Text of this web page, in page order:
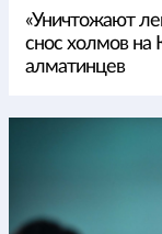
«Уничтожают
снос холмов на
алматинцев